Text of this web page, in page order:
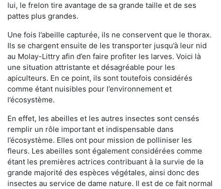
lui, le frelon tire avantage de sa grande taille et de ses
pattes plus grandes.
Une fois l’abeille capturée, ils ne conservent que le thorax.
Ils se chargent ensuite de les transporter jusqu’à leur nid
au Molay-Littry afin d’en faire profiter les larves. Voici là
une situation attristante et désagréable pour les
apiculteurs. En ce point, ils sont toutefois considérés
comme étant nuisibles pour l’environnement et
l’écosystème.
En effet, les abeilles et les autres insectes sont censés
remplir un rôle important et indispensable dans
l’écosystème. Elles ont pour mission de polliniser les
fleurs. Les abeilles sont également considérées comme
étant les premières actrices contribuant à la survie de la
grande majorité des espèces végétales, ainsi donc des
insectes au service de dame nature. Il est de ce fait normal